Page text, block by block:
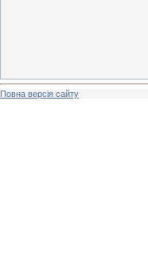
Повна версія сайту